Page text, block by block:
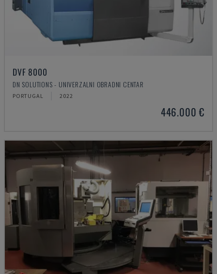
DVF 8000
DN SOLUTIONS - UNIVERZALNI OBRADNI CENTAR
PORTUGAL 2022
446.000 €